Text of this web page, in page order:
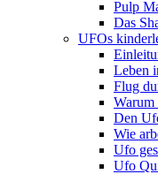
Pulp
Das
UFOs
Leben
Flug
Warum
Den
Wie
Ufo
Ufo